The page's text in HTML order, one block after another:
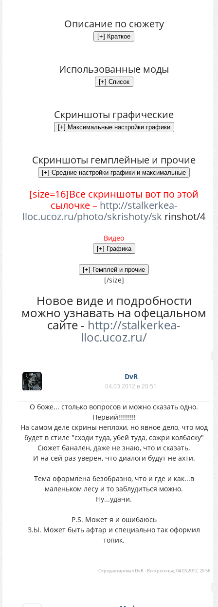
Описание по сюжету
Использованные моды
Скриншоты графические
Скриншоты гемплейные и прочие
[size=16]Все скриншоты вот по этой
сылочке – http://stalkerkea-
lloc.ucoz.ru/photo/skrishoty/sk rinshot/4
Видео
[/size]
Новое виде и подробности
можно узнавать на офецальном
сайте - http://stalkerkea-
lloc.ucoz.ru/
DvR
04.03.2012 в 20:51
О боже... столько вопросов и можно сказать одно.
Первий!!!!!!!!!
На самом деле скрины неплохи, но явное дело, что мод
будет в стиле "сходи туда, убей туда, сожри колбаску"
Сюжет банален, даже не знаю, что и сказать.
И на сей раз уверен, что диалоги будут не ахти.
Тема оформлена безобразно, что и где и как...в
маленьком лесу и то заблудиться можно.
Ну...удачи.
P.S. Может я и ошибаюсь
З.Ы. Может быть афтар и специально так оформил
топик.
Отредактировал DvR - Воскресенье, 04.03.2012, 20:56